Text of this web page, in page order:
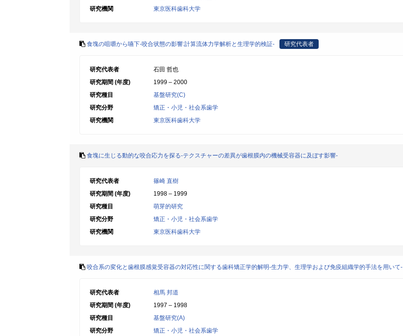
研究機関
東京医科歯科大学
食塊の咀嚼から嚥下-咬合状態の影響:計算流体力学解析と生理学的検証- 研究代表者
研究代表者
石田 哲也
研究期間 (年度)
1999 – 2000
研究種目
基盤研究(C)
研究分野
矯正・小児・社会系歯学
研究機関
東京医科歯科大学
食塊に生じる動的な咬合応力を探る-テクスチャーの差異が歯根膜内の機械受容器に及ぼす影響-
研究代表者
篠崎 直樹
研究期間 (年度)
1998 – 1999
研究種目
萌芽的研究
研究分野
矯正・小児・社会系歯学
研究機関
東京医科歯科大学
咬合系の変化と歯根膜感覚受容器の対応性に関する歯科矯正学的解明-生力学、生理学および免疫組織学的手法を用いて-
研究代表者
相馬 邦道
研究期間 (年度)
1997 – 1998
研究種目
基盤研究(A)
研究分野
矯正・小児・社会系歯学